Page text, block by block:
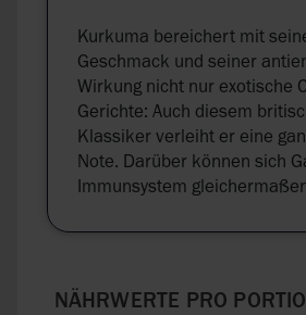
Kurkuma bereichert mit
Geschmack und seiner
Wirkung nicht nur exotische
Gerichte: Auch diesem
Klassiker verleiht er eine
Note. Darüber können sich
Immunsystem
NÄHRWERTE PRO